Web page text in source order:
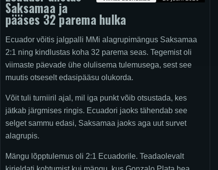
Saksamaa ja
pääses 32 parema hulka
Ecuador võitis jalgpalli MMi alagrupimängus Saksamaa
2:1 ning kindlustas koha 32 parema seas. Tegemist oli
viimaste päevade ühe olulisema tulemusega, sest see
muutis otseselt edasipääsu olukorda.
Võit tuli turniiril ajal, mil iga punkt võib otsustada, kes
jätkab järgmises ringis. Ecuadori jaoks tähendab see
selget sammu edasi, Saksamaa jaoks aga uut survet
alagrupis.
Mängu lõpptulemus oli 2:1 Ecuadorile. Teadaolevalt